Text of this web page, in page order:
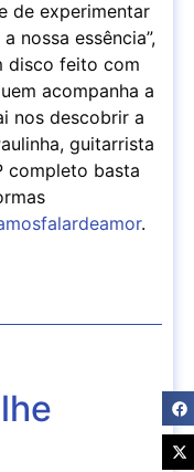
de experimentar
nossa essência”,
disco feito com
acompanha a
nos descobrir a
guitarrista
completo basta
.